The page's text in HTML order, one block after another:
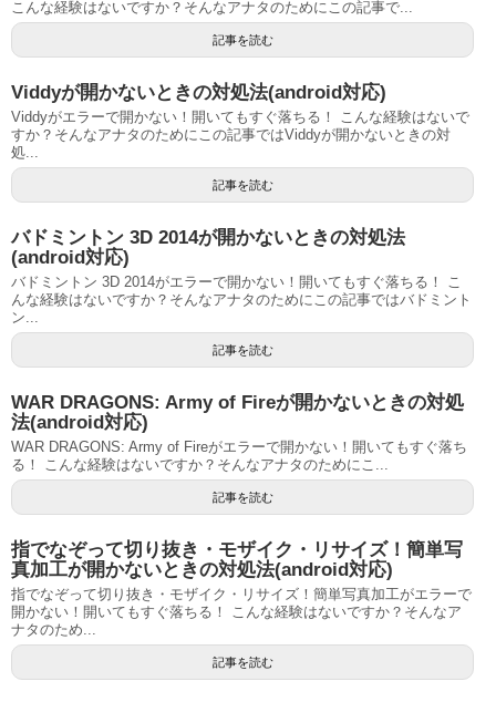
こんな経験はないですか？そんなアナタのためにこの記事で...
記事を読む
Viddyが開かないときの対処法(android対応)
Viddyがエラーで開かない！開いてもすぐ落ちる！ こんな経験はないで
すか？そんなアナタのためにこの記事ではViddyが開かないときの対
処...
記事を読む
バドミントン 3D 2014が開かないときの対処法
(android対応)
バドミントン 3D 2014がエラーで開かない！開いてもすぐ落ちる！ こ
んな経験はないですか？そんなアナタのためにこの記事ではバドミント
ン...
記事を読む
WAR DRAGONS: Army of Fireが開かないときの対処
法(android対応)
WAR DRAGONS: Army of Fireがエラーで開かない！開いてもすぐ落ち
る！ こんな経験はないですか？そんなアナタのためにこ...
記事を読む
指でなぞって切り抜き・モザイク・リサイズ！簡単写
真加工が開かないときの対処法(android対応)
指でなぞって切り抜き・モザイク・リサイズ！簡単写真加工がエラーで
開かない！開いてもすぐ落ちる！ こんな経験はないですか？そんなア
ナタのため...
記事を読む